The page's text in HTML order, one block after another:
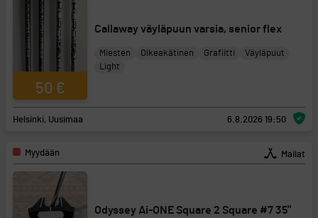
50 €
Callaway väyläpuun varsia, senior flex
Miesten Oikeakätinen Grafiitti
Väyläpuut
Light
Helsinki, Uusimaa 6.8.2026 19:50
Myydään Mailat
Odyssey Ai-ONE Square 2 Square #7 35"